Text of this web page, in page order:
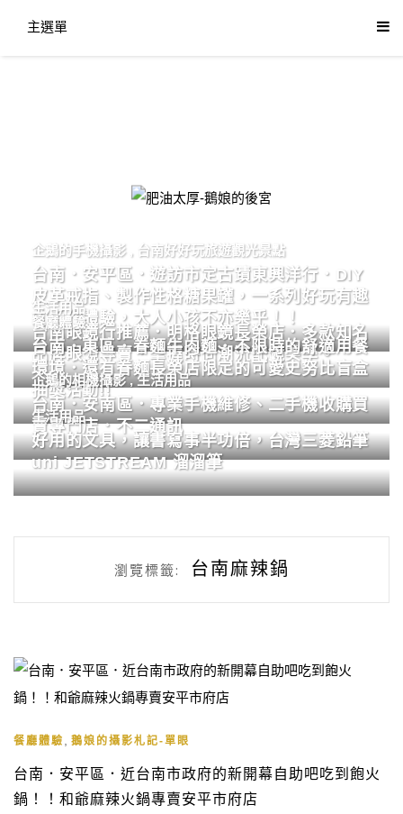
主選單
肥油太厚-鵝娘的後宮
企鵝的手機攝影 台南好好玩旅遊觀光景點
台南．安平區．遊訪市定古蹟東興洋行．DIY
皮革戒指、製作性格糖果罐，一系列好玩有趣
的手作體驗，大人小孩不亦樂乎！！
生活用品
台南眼鏡行推薦．明格眼鏡長榮店．多款知名
品牌眼鏡專賣．掌握時尚潮流配鏡美學。
餐廳體驗
台南．東區．眷麵牛肉麵．不限時的舒適用餐
環境．還有眷麵長榮店限定的可愛史努比盲盒
抽獎活動!!
企鵝的相機攝影,生活用品
台南．安南區．專業手機維修、二手機收購買
賣專門店．不二通訊
生活用品
好用的文具，讓書寫事半功倍，台灣三菱鉛筆
uni JETSTREAM 溜溜筆
瀏覽標籤: 台南麻辣鍋
餐廳體驗 鵝娘的攝影札記-單眼
台南．安平區．近台南市政府的新開幕自助吧吃到飽火
鍋！！和爺麻辣火鍋專賣安平市府店